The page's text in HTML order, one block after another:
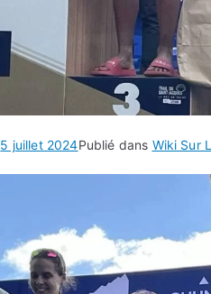
5 juillet 2024Publié dans Wiki Sur